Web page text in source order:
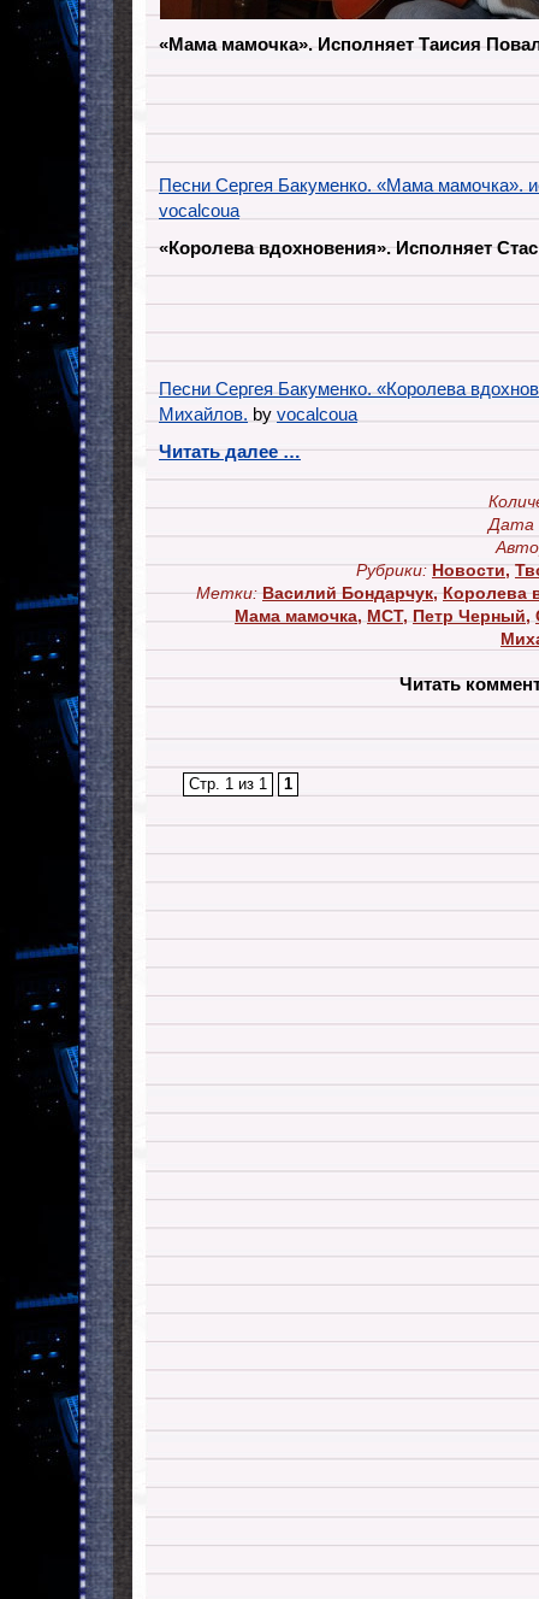
«Мама мамочка». Исполняет Таисия
Песни Сергея Бакуменко. «Мама мамочка».
vocalcoua
«Королева вдохновения». Исполняет
Песни Сергея Бакуменко. «Королева
Михайлов. by vocalcoua
Читать далее …
Дата
Рубрики: Новости,
Метки: Василий Бондарчук,Королева
Мама мамочка, МСТ, Петр Черный,
Читать
Стр. 1 из 1 1